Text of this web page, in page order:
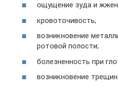
ощущение зуда и
кровоточивость;
возникновение
ротовой полости;
болезненность при
возникновение трещин